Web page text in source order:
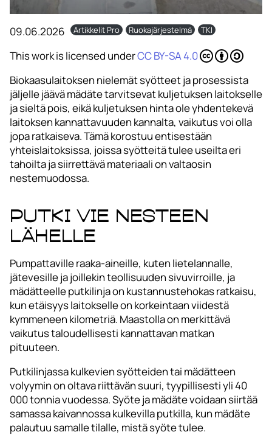
09.06.2026 Artikkelit Pro Ruokajärjestelmä TKI
This work is licensed underCC BY-SA 4.0
Biokaasulaitoksen nielemät syötteet ja prosessista
jäljelle jäävä mädäte tarvitsevat kuljetuksen laitokselle
ja sieltä pois, eikä kuljetuksen hinta ole yhdentekevä
laitoksen kannattavuuden kannalta, vaikutus voi olla
jopa ratkaiseva. Tämä korostuu entisestään
yhteislaitoksissa, joissa syötteitä tulee useilta eri
tahoilta ja siirrettävä materiaali on valtaosin
nestemuodossa.
Putki vie nesteen
lähelle
Pumpattaville raaka-aineille, kuten lietelannalle,
jätevesille ja joillekin teollisuuden sivuvirroille, ja
mädätteelle putkilinja on kustannustehokas ratkaisu,
kun etäisyys laitokselle on korkeintaan viidestä
kymmeneen kilometriä. Maastolla on merkittävä
vaikutus taloudellisesti kannattavan matkan
pituuteen.
Putkilinjassa kulkevien syötteiden tai mädätteen
volyymin on oltava riittävän suuri, tyypillisesti yli 40
000 tonnia vuodessa. Syöte ja mädäte voidaan siirtää
samassa kaivannossa kulkevilla putkilla, kun mädäte
palautuu samalle tilalle, mistä syöte tulee.